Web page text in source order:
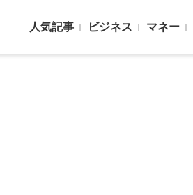
人気記事 ビジネス マネー